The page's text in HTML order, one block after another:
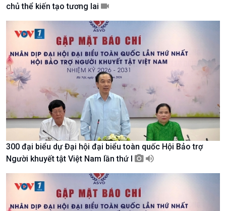
Giới thiệu
Thời sự 6h
Thời sự 12h
Thời sự 18h
Thời sự 21h30
Bản tin
Chuyên mục
Theo dòng Thời sự
chủ thể kiến tạo tương lai
300 đại biểu dự Đại hội đại biểu toàn quốc Hội Bảo trợ
Người khuyết tật Việt Nam lần thứ I